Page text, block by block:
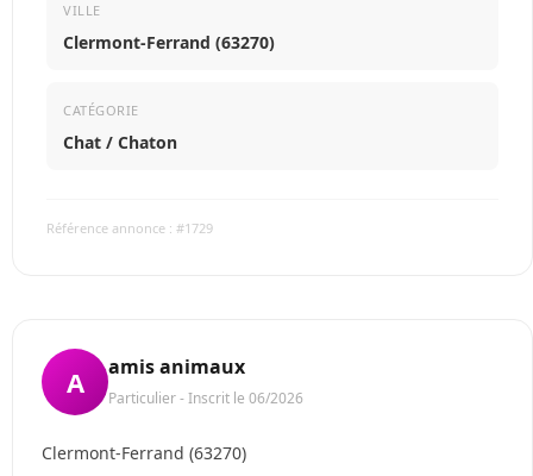
VILLE
Clermont-Ferrand (63270)
CATÉGORIE
Chat / Chaton
Référence annonce : #1729
A amis animaux
Particulier - Inscrit le 06/2026
Clermont-Ferrand (63270)